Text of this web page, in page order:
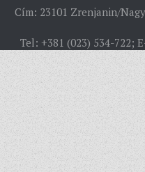
EGYHÁZMEGYEI
LELKIPÁSZTOROK
SZERZETESRENDEK
IN MEMORIAM
PLÉBÁNIÁK
ÉSZAKI ESPERESSÉG
KÖZPONTI ESPERESSÉG
Cím: 23101 Zrenjanin/
Tel: +381 (023) 534-722;